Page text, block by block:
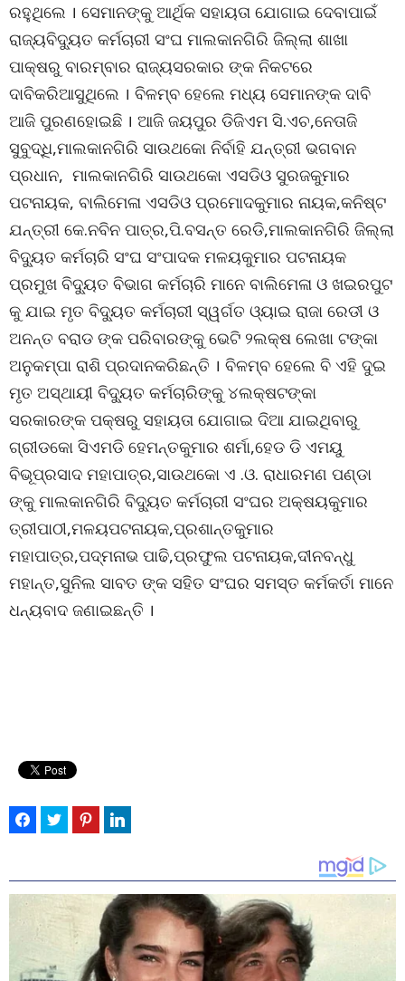
ରହୁଥିଲେ । ସେମାନଙ୍କୁ ଆର୍ଥିକ ସହାୟତା ଯୋଗାଇ ଦେବାପାଇଁ
ରାଜ୍ୟବିଦ୍ୟୁତ କର୍ମଚାରୀ ସଂଘ ମାଲକାନଗିରି ଜିଲ୍ଲା ଶାଖା
ପାକ୍ଷରୁ ବାରମ୍ବାର ରାଜ୍ୟସରକାର ଙ୍କ ନିକଟରେ
ଦାବିକରିଆସୁଥିଲେ । ବିଳମ୍ବ ହେଲେ ମଧ୍ୟ ସେମାନଙ୍କ ଦାବି
ଆଜି ପୁରଣହୋଇଛି । ଆଜି ଜୟପୁର ଡିଜିଏମ ସି.ଏଚ,ନେତାଜି
ସୁବୁଦ୍ଧି,ମାଲକାନଗିରି ସାଉଥକୋ ନିର୍ବାହି ଯନ୍ତ୍ରୀ ଭଗବାନ
ପ୍ରଧାନ, ମାଲକାନଗିରି ସାଉଥକୋ ଏସଡିଓ ସୁରଜକୁମାର
ପଟନାୟକ, ବାଲିମେଳା ଏସଡିଓ ପ୍ରମୋଦକୁମାର ନାୟକ,କନିଷ୍ଟ
ଯନ୍ତ୍ରୀ କେ.ନବିନ ପାତ୍ର,ପି.ବସନ୍ତ ରେଡି,ମାଲକାନଗିରି ଜିଲ୍ଲା
ବିଦ୍ୟୁତ କର୍ମଚାରି ସଂଘ ସଂପାଦକ ମଳୟକୁମାର ପଟନାୟକ
ପ୍ରମୁଖ ବିଦ୍ୟୁତ ବିଭାଗ କର୍ମଚାରି ମାନେ ବାଲିମେଳା ଓ ଖଇରପୁଟ
କୁ ଯାଇ ମୃତ ବିଦ୍ୟୁତ କର୍ମଚାରୀ ସ୍ୱର୍ଗତ ଓ୍ୟାଇ ରାଜା ରେଡୀ ଓ
ଅନନ୍ତ ବରାଡ ଙ୍କ ପରିବାରଙ୍କୁ ଭେଟି ୨ଲକ୍ଷ ଲେଖା ଟଙ୍କା
ଅନୁକମ୍ପା ରାଶି ପ୍ରଦାନକରିଛନ୍ତି । ବିଳମ୍ବ ହେଲେ ବି ଏହି ଦୁଇ
ମୃତ ଅସ୍ଥାୟୀ ବିଦ୍ୟୁତ କର୍ମଚାରିଙ୍କୁ ୪ଲକ୍ଷଟଙ୍କା
ସରକାରଙ୍କ ପକ୍ଷରୁ ସହାୟତା ଯୋଗାଇ ଦିଆ ଯାଇଥିବାରୁ
ଗ୍ରୀଡକୋ ସିଏମଡି ହେମନ୍ତକୁମାର ଶର୍ମା,ହେଡ ଡି ଏମୟୁ
ବିଭୂପ୍ରସାଦ ମହାପାତ୍ର,ସାଉଥକୋ ଏ .ଓ. ରାଧାରମଣ ପଣ୍ଡା
ଙ୍କୁ ମାଲକାନଗିରି ବିଦ୍ୟୁତ କର୍ମଚାରୀ ସଂଘର ଅକ୍ଷୟକୁମାର
ତ୍ରୀପାଠୀ,ମଳୟପଟନାୟକ,ପ୍ରଶାନ୍ତକୁମାର
ମହାପାତ୍ର,ପଦ୍ମନାଭ ପାଢି,ପ୍ରଫୁଲ ପଟନାୟକ,ଦୀନବନ୍ଧୁ
ମହାନ୍ତ,ସୁନିଲ ସାବତ ଙ୍କ ସହିତ ସଂଘର ସମସ୍ତ କର୍ମକର୍ତା ମାନେ
ଧନ୍ୟବାଦ ଜଣାଇଛନ୍ତି ।